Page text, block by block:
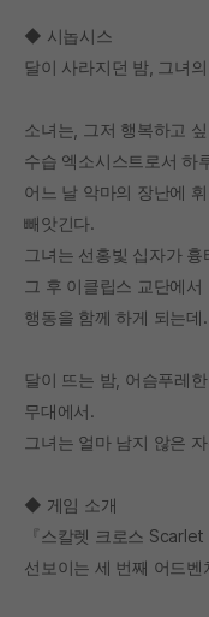
◆ 시놉시스
달이 사라지던 밤, 그녀
소녀는, 그저 행복하고
수습 엑소시스트로서 하
어느 날 악마의 장난에
빼앗긴다.
그녀는 선홍빛 십자가 흉
그 후 이클립스 교단에
행동을 함께 하게 되는데
달이 뜨는 밤, 어슴푸레
무대에서.
그녀는 얼마 남지 않은
◆ 게임 소개
『스칼렛 크로스
선보이는 세 번째 어드벤